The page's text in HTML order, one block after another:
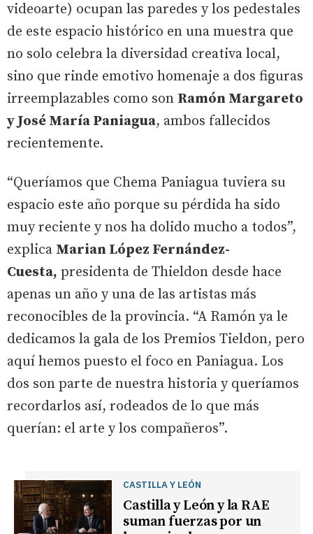
videoarte) ocupan las paredes y los pedestales
de este espacio histórico en una muestra que
no solo celebra la diversidad creativa local,
sino que rinde emotivo homenaje a dos figuras
irreemplazables como son Ramón Margareto
y José María Paniagua, ambos fallecidos
recientemente.
“Queríamos que Chema Paniagua tuviera su
espacio este año porque su pérdida ha sido
muy reciente y nos ha dolido mucho a todos”,
explica Marian López Fernández-
Cuesta, presidenta de Thieldon desde hace
apenas un año y una de las artistas más
reconocibles de la provincia. “A Ramón ya le
dedicamos la gala de los Premios Tieldon, pero
aquí hemos puesto el foco en Paniagua. Los
dos son parte de nuestra historia y queríamos
recordarlos así, rodeados de lo que más
querían: el arte y los compañeros”.
CASTILLA Y LEÓN
Castilla y León y la RAE
suman fuerzas por un